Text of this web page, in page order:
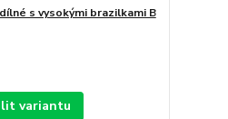
s vysokými brazilkami B
variantu